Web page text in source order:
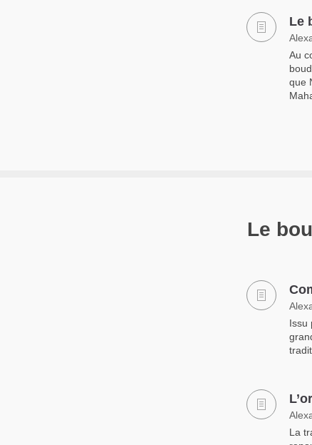
Le
Au
que
Le
Issu
La